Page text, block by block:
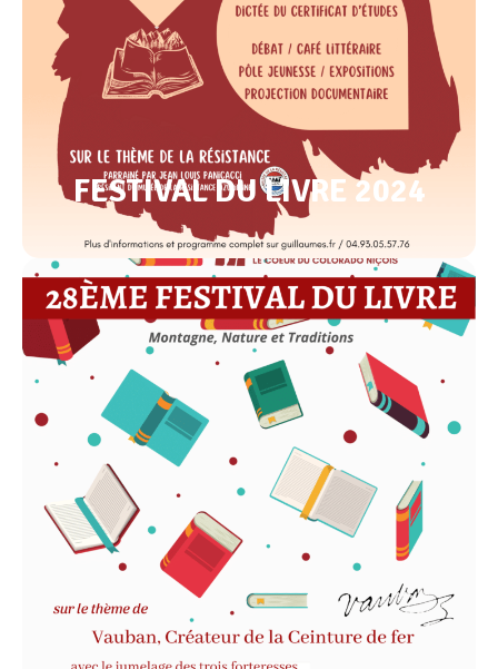
FESTIVAL DU LIVRE 2024